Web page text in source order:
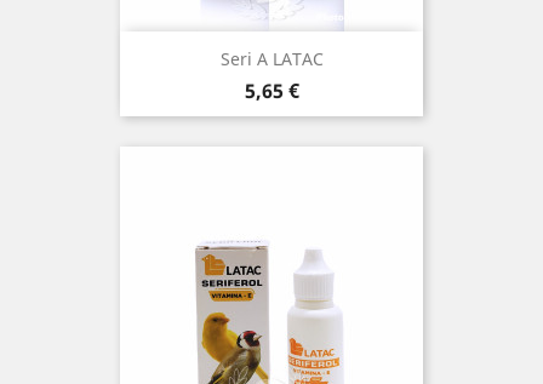
Seri A LATAC
Precio
5,65 €